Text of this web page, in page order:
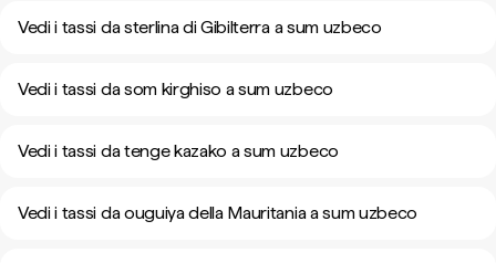
Vedi i tassi da sterlina di Gibilterra a sum uzbeco
Vedi i tassi da som kirghiso a sum uzbeco
Vedi i tassi da tenge kazako a sum uzbeco
Vedi i tassi da ouguiya della Mauritania a sum uzbeco